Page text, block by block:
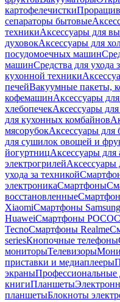
картофелечистки
сепараторы бытовые
техникиАксессуары для
духовокАксессуары для
посудомоечных машин
машинСредства для ухода
кухонной техники
печейВакуумные пакеты,
кофемашинАксессуары
хлебопечекАксессуары
для кухонных комбайнов
мясорубокАксессуары для
для сушилок овощей и
йогуртницАксессуары для
электрогрилейАксессуары
ухода за техникой
электроникаСмартфоны
восстановленные
XiaomiСмартфоны Samsung
HuaweiСмартфоны POCO
TecnoСмартфоны Realme
seriesКнопочные телефоны
мониторыТелевизоры
приставки и медиаплееры
экраныПрофессиональные
книгиПланшеты
планшетыБлокноты